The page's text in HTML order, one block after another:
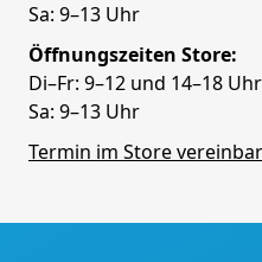
Sa: 9–13 Uhr
Öffnungszeiten Store:
Di–Fr: 9–12 und 14–18 Uhr
Sa: 9–13 Uhr
Termin im Store